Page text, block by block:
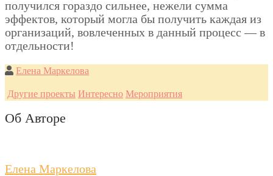
получился гораздо сильнее, нежели сумма
эффектов, который могла бы получить каждая из
организаций, вовлеченных в данный процесс — в
отдельности!
Елена Маркелова
Другие проекты Интересно Мероприятия
Об Авторе
Елена Маркелова